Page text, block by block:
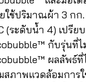
ยใช้ปริมาณผ้า 3 กก
(ระดับน้ำ 4) เปรีย
กับรุ่นที่ไ
ผลลัพธ์
ภาพแวดล้อมการ